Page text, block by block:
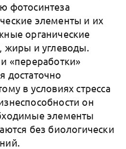
фотосинтеза
элементы и их
органические
жиры и углеводы.
«переработки»
достаточно
в условиях стресса
он
элементы
без биологически